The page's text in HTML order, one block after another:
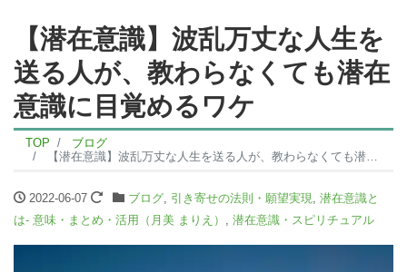
【潜在意識】波乱万丈な人生を
送る人が、教わらなくても潜在
意識に目覚めるワケ
TOP
ブログ
【潜在意識】波乱万丈な人生を送る人が、教わらなくても潜在意識に目覚めるワケ
2022-06-07 ブログ, 引き寄せの法則・願望実現
潜在意識と
は- 意味・まとめ・活用（月美 まりえ）
潜在意識・スピリチュアル